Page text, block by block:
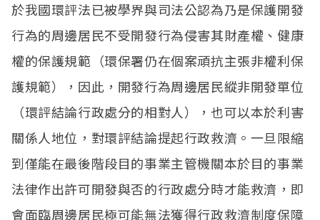
於我國環評法已被學界與司法公認為乃是保護開發
行為的周邊居民不受開發行為侵害其財產權、健康
權的保護規範（環保署仍在個案頑抗主張非權利保
護規範），因此，開發行為周邊居民縱非開發單位
（環評結論行政處分的相對人），也可以本於利害
關係人地位，對環評結論提起行政救濟。一旦限縮
到僅能在最後階段目的事業主管機關本於目的事業
法律作出許可開發與否的行政處分時才能救濟，即
會面臨周邊居民極可能無法獲得行政救濟制度保障